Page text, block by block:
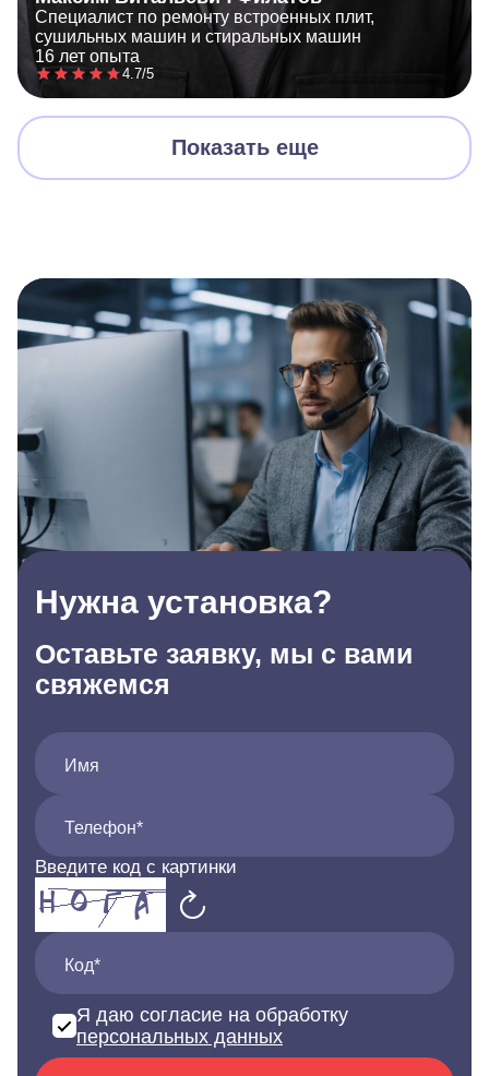
Специалист по ремонту встроенных плит,
сушильных машин и стиральных машин
16 лет опыта
4.7/5
Показать еще
Нужна установка?
Оставьте заявку, мы с вами
свяжемся
Имя
Телефон*
Введите код с картинки
Код*
Я даю согласие на обработку
персональных данных